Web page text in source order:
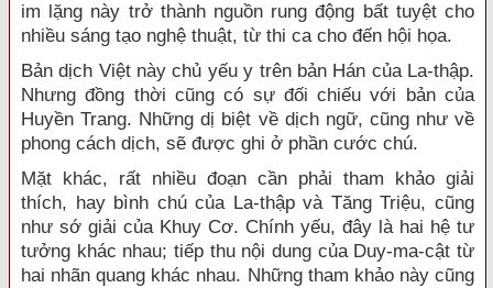
im lặng này trở thành nguồn rung động bất tuyệt cho
nhiều sáng tạo nghệ thuật, từ thi ca cho đến hội họa.
Bản dịch Việt này chủ yếu y trên bản Hán của La-thập.
Nhưng đồng thời cũng có sự đối chiếu với bản của
Huyền Trang. Những dị biệt về dịch ngữ, cũng như về
phong cách dịch, sẽ được ghi ở phần cước chú.
Mặt khác, rất nhiều đoạn cần phải tham khảo giải
thích, hay bình chú của La-thập và Tăng Triệu, cũng
như sớ giải của Khuy Cơ. Chính yếu, đây là hai hệ tư
tưởng khác nhau; tiếp thu nội dung của Duy-ma-cật từ
hai nhãn quang khác nhau. Những tham khảo này cũng